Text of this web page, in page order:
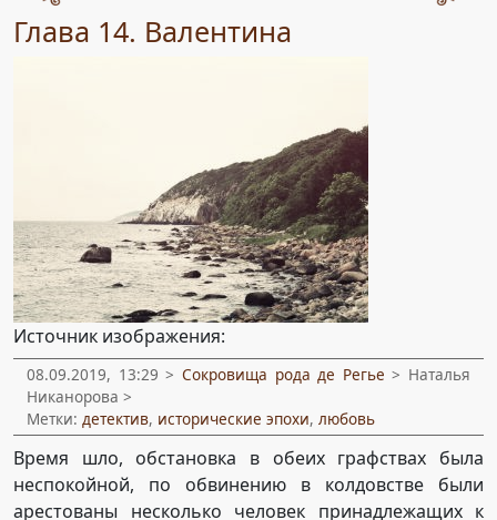
Глава 14. Валентина
Источник изображения:
08.09.2019, 13:29 > Сокровища рода де Регье > Наталья
Никанорова >
Метки: детектив, исторические эпохи, любовь
Время шло, обстановка в обеих графствах была
неспокойной, по обвинению в колдовстве были
арестованы несколько человек принадлежащих к